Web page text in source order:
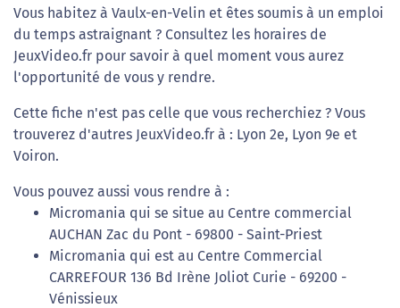
Vous habitez à Vaulx-en-Velin et êtes soumis à un emploi
du temps astraignant ? Consultez les horaires de
JeuxVideo.fr pour savoir à quel moment vous aurez
l'opportunité de vous y rendre.
Cette fiche n'est pas celle que vous recherchiez ? Vous
trouverez d'autres JeuxVideo.fr à : Lyon 2e, Lyon 9e et
Voiron.
Vous pouvez aussi vous rendre à :
Micromania qui se situe au Centre commercial
AUCHAN Zac du Pont - 69800 - Saint-Priest
Micromania qui est au Centre Commercial
CARREFOUR 136 Bd Irène Joliot Curie - 69200 -
Vénissieux